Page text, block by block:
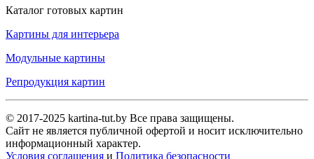
Каталог готовых картин
Картины для интерьера
Модульные картины
Репродукция картин
© 2017-2025 kartina-tut.by Все права защищены.
Сайт не является публичной офертой и носит исключительно
информационный характер.
Условия соглашения и Политика безопасности